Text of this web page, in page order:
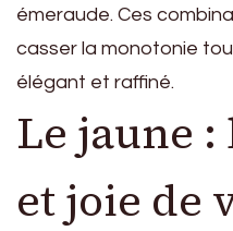
émeraude. Ces
casser la monotonie
élégant et raffiné.
Le jaune
et joie de